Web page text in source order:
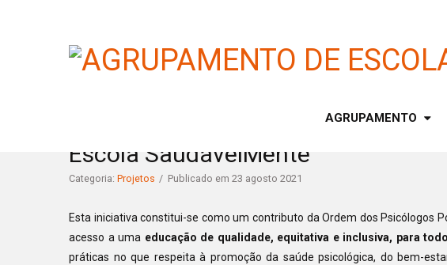
AGRUPAMENTO
Escola SaudávelMente
Categoria: Projetos Publicado em 23 agosto 2021
Esta iniciativa constitui-se como um contributo da Ordem dos Psicólogos
acesso a uma educação de qualidade, equitativa e inclusiva, para
práticas no que respeita à promoção da saúde psicológica, do bem-